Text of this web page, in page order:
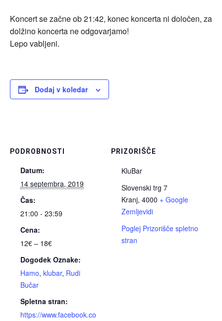
Koncert se začne ob 21:42, konec koncerta ni določen, za
dolžino koncerta ne odgovarjamo!
Lepo vabljeni.
Dodaj v koledar
PODROBNOSTI
Datum:
14 septembra, 2019
Čas:
21:00 - 23:59
Cena:
12€ – 18€
Dogodek Oznake:
Hamo, klubar, Rudi
Bučar
Spletna stran:
https://www.facebook.co
PRIZORIŠČE
KluBar
Slovenski trg 7
Kranj, 4000 + Google
Zemljevidi
Poglej Prizorišče spletno
stran